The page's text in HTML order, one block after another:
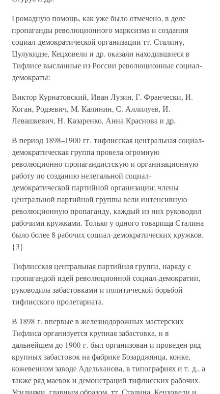
Громадную помощь, как уже было отмечено, в деле
пропаганды революционного марксизма и создания
социал-демократической организации тт. Сталину,
Цулукидзе, Кецховели и др. оказали находившиеся в
Тифлисе высланные из России революционные социал-
демократы:
Виктор Курнатовский, Иван Лузин, Г. Франчески, И.
Коган, Родзевич, М. Калинин, С. Аллилуев, И.
Левашкевич, Н. Казаренко, Анна Краснова и др.
В период 1898–1900 гг. тифлисская центральная социал-
демократическая группа провела огромную
революционно-пропагандистскую и организационную
работу по созданию нелегальной социал-
демократической партийной организации; члены
центральной партийной группы вели интенсивную
революционную пропаганду, каждый из них руководил
рабочими кружками. Только у одного товарища Сталина
было более 8 рабочих социал-демократических кружков.
{3}
Тифлисская центральная партийная группа, наряду с
пропагандой идей революционной социал-демократии,
руководила забастовками и политической борьбой
тифлисского пролетариата.
В 1898 г. впервые в железнодорожных мастерских
Тифлиса организуется крупная забастовка, и в
дальнейшем до 1900 г. был организован и проведен ряд
крупных забастовок на фабрике Бозарджянца, конке,
кожевенном заводе Адельханова, в типографиях и т. д., а
также ряд маевок и демонстраций тифлисских рабочих.
Усилиями, главным образом, тт. Сталина, Кецховели и